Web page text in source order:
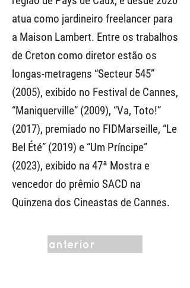
atua como jardineiro freelancer para
a Maison Lambert. Entre os trabalhos
de Creton como diretor estão os
longas-metragens “Secteur 545”
(2005), exibido no Festival de Cannes,
“Maniquerville” (2009), “Va, Toto!”
(2017), premiado no FIDMarseille, “Le
Bel Été” (2019) e “Um Príncipe”
(2023), exibido na 47ª Mostra e
vencedor do prêmio SACD na
Quinzena dos Cineastas de Cannes.
anterior